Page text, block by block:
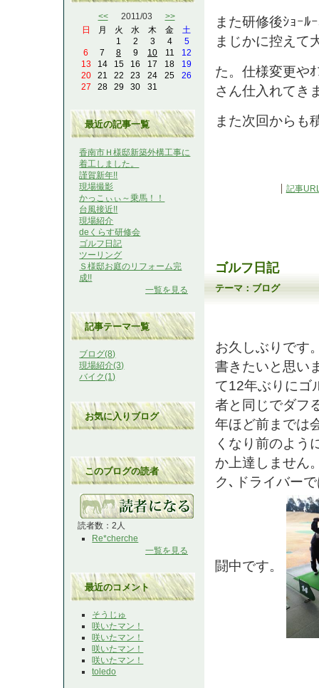
また研修後ｼｮｰﾙ
まじかに控えて
た。仕様変更や
さん仕入れてき
また次回からも
記事
ゴルフ日記
テーマ：ブログ
お久しぶりです
書きたいと思い
て12年ぶりにゴ
者と同じでダフ
年ほど前までは
くなり前のよう
か上達しません
ク､ドライバー
闘中です。
<<2011/03 >>
日
月 火 水 木 金
土
1
2 3 4
5
6
7 8 9 10 11
12
13
14 15 16 17 18
19
20
21 22 23 24 25
26
27
28 29 30 31
最近の記事一覧
香南市Ｈ様邸新築外構工事に
着工しました。
謹賀新年!!
現場撮影
かっこぃぃ～乗馬！！
台風接近!!
現場紹介
deくらす研修会
ゴルフ日記
ツーリング
Ｓ様邸お庭のリフォーム完
成!!
一覧を見る
記事テーマ一覧
ブログ(8)
現場紹介(3)
バイク(1)
お気に入りブログ
このブログの読者
読者数：2人
Re*cherche
一覧を見る
最近のコメント
そうじゅ
咲いたマン！
咲いたマン！
咲いたマン！
咲いたマン！
toledo